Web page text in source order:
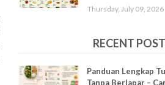
Thursday, July 09, 2026
RECENT
Panduan Lengkap
Tanpa Berlapar –